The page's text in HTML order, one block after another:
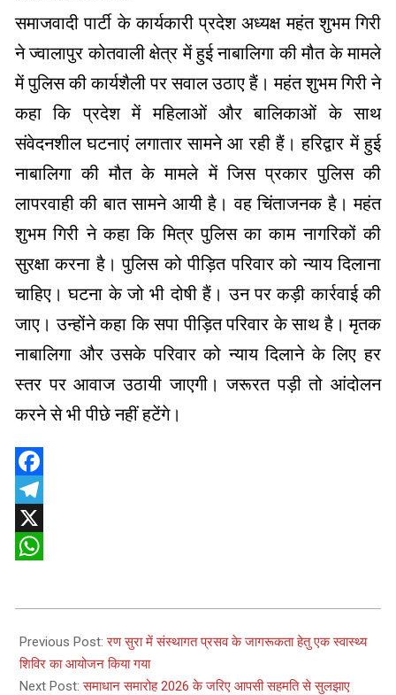
समाजवादी पार्टी के कार्यकारी प्रदेश अध्यक्ष महंत शुभम गिरी
ने ज्वालापुर कोतवाली क्षेत्र में हुई नाबालिगा की मौत के मामले
में पुलिस की कार्यशैली पर सवाल उठाए हैं। महंत शुभम गिरी ने
कहा कि प्रदेश में महिलाओं और बालिकाओं के साथ
संवेदनशील घटनाएं लगातार सामने आ रही हैं। हरिद्वार में हुई
नाबालिगा की मौत के मामले में जिस प्रकार पुलिस की
लापरवाही की बात सामने आयी है। वह चिंताजनक है। महंत
शुभम गिरी ने कहा कि मित्र पुलिस का काम नागरिकों की
सुरक्षा करना है। पुलिस को पीड़ित परिवार को न्याय दिलाना
चाहिए। घटना के जो भी दोषी हैं। उन पर कड़ी कार्रवाई की
जाए। उन्होंने कहा कि सपा पीड़ित परिवार के साथ है। मृतक
नाबालिगा और उसके परिवार को न्याय दिलाने के लिए हर
स्तर पर आवाज उठायी जाएगी। जरूरत पड़ी तो आंदोलन
करने से भी पीछे नहीं हटेंगे।
Facebook
Telegram
X
05-
11
Previous Post:रण सुरा में संस्थागत प्रसव के जागरूकता हेतु एक स्वास्थ्य
शिविर का आयोजन किया गया
Next Post:समाधान समारोह 2026 के जरिए आपसी सहमति से सुलझाए